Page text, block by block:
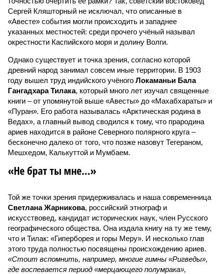
Сергей Кляшторный не исключал, что описанные в
«Авесте» события могли происходить и западнее
указанных местностей: среди прочего учёный называл
окрестности Каспийского моря и долину Волги.
Однако существует и точка зрения, согласно которой
древний народ занимал совсем иные территории. В 1903
году вышел труд индийского учёного Локаманьи Бала
Гангадхара Тилака, который много лет изучал священные
книги – от упомянутой выше «Авесты» до «Махабхараты» и
«Пуран». Его работа называлась «Арктическая родина в
Ведах», а главный вывод сводился к тому, что прародина
ариев находится в районе Северного полярного круга –
бесконечно далеко от того, что позже назовут Тегераном,
Мешхедом, Калькуттой и Мумбаем.
«Не брат ты мне…»
Той же точки зрения придерживалась и наша современница
Светлана Жарникова, российский этнограф и
искусствовед, кандидат исторических наук, член Русского
географического общества. Она издала книгу на ту же тему,
что и Тилак: «Гиперборея и горы Меру». И несколько глав
этого труда полностью посвящены происхождению ариев.
«Стоит вспомнить, например, многие гимны «Ригведы»,
где воспевается период «мерцающего полумрака»,